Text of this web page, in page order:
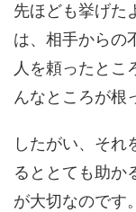
先ほども挙げた
は、相手からの
人を頼ったとこ
んなところが根
したがい、それ
るととても助か
が大切なのです